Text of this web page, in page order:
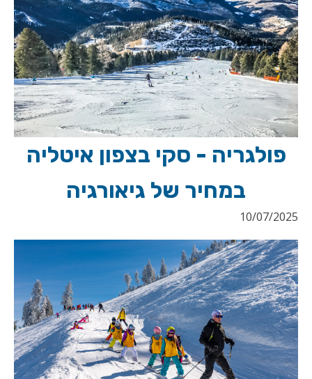
פולגריה - סקי בצפון איטליה
במחיר של גיאורגיה
10/07/2025